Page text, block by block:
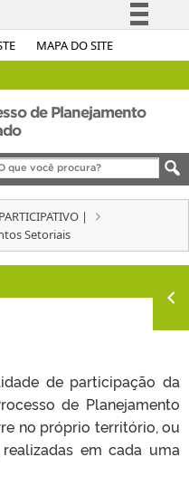
MAPA DO SITE
Simplifique!
Acesso à informação
Legislação
Canais
de Planejamento
|
Setoriais
de participação da
de Planejamento
no próprio território, ou
em cada uma